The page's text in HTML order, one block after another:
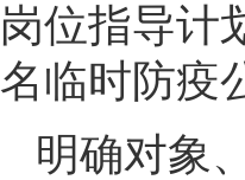
岗位指导计
名临时防疫
明确对象